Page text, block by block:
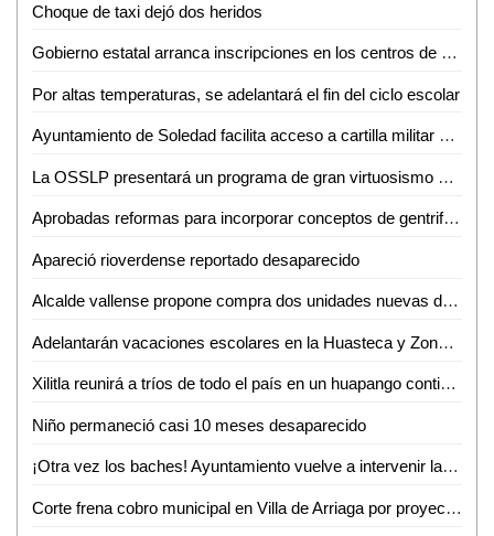
Choque de taxi dejó dos heridos
Gobierno estatal arranca inscripciones en los centros de desarrollo infantil
Por altas temperaturas, se adelantará el fin del ciclo escolar
Ayuntamiento de Soledad facilita acceso a cartilla militar con jornadas en planteles educativos
La OSSLP presentará un programa de gran virtuosismo y tradición musical en el teatro de la paz
Aprobadas reformas para incorporar conceptos de gentrificación y vivienda asequible
Apareció rioverdense reportado desaparecido
Alcalde vallense propone compra dos unidades nuevas de recolección de basura
Adelantarán vacaciones escolares en la Huasteca y Zona Media por altas temperaturas
Xilitla reunirá a tríos de todo el país en un huapango continuo para lograr un Récord Guinness
Niño permaneció casi 10 meses desaparecido
¡Otra vez los baches! Ayuntamiento vuelve a intervenir la avenida Ejército Mexicano
Corte frena cobro municipal en Villa de Arriaga por proyectos federales